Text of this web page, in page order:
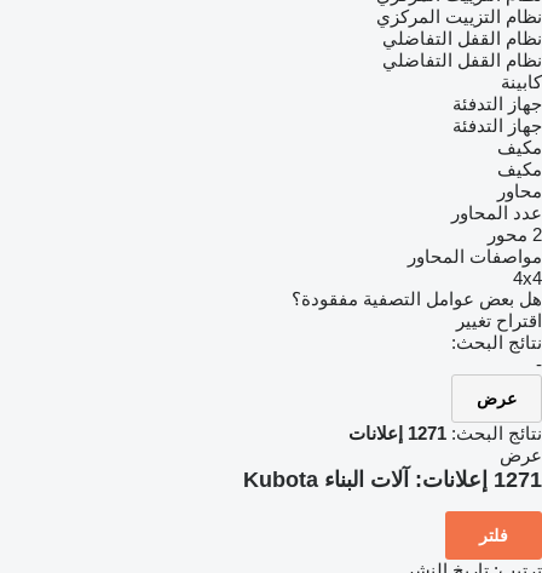
نظام التزييت المركزي
نظام القفل التفاضلي
نظام القفل التفاضلي
كابينة
جهاز التدفئة
جهاز التدفئة
مكيف
مكيف
محاور
عدد المحاور
2 محور
مواصفات المحاور
4x4
هل بعض عوامل التصفية مفقودة؟
اقتراح تغيير
نتائج البحث:
-
عرض
نتائج البحث: 1271 إعلانات
عرض
1271 إعلانات: آلات البناء Kubota
فلتر